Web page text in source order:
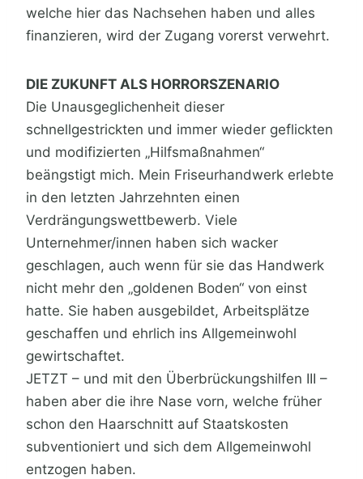
welche hier das Nachsehen haben und alles
finanzieren, wird der Zugang vorerst verwehrt.
DIE ZUKUNFT ALS HORRORSZENARIO
Die Unausgeglichenheit dieser
schnellgestrickten und immer wieder geflickten
und modifizierten „Hilfsmaßnahmen“
beängstigt mich. Mein Friseurhandwerk erlebte
in den letzten Jahrzehnten einen
Verdrängungswettbewerb. Viele
Unternehmer/innen haben sich wacker
geschlagen, auch wenn für sie das Handwerk
nicht mehr den „goldenen Boden“ von einst
hatte. Sie haben ausgebildet, Arbeitsplätze
geschaffen und ehrlich ins Allgemeinwohl
gewirtschaftet.
JETZT – und mit den Überbrückungshilfen III –
haben aber die ihre Nase vorn, welche früher
schon den Haarschnitt auf Staatskosten
subventioniert und sich dem Allgemeinwohl
entzogen haben.